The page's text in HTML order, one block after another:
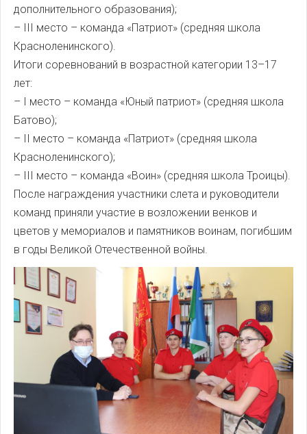
дополнительного образования);
– III место – команда «Патриот» (средняя школа
Красноленинского).
Итоги соревнований в возрастной категории 13–17
лет:
– I место – команда «Юный патриот» (средняя школа
Батово);
– II место – команда «Патриот» (средняя школа
Красноленинского);
– III место – команда «Воин» (средняя школа Троицы).
После награждения участники слета и руководители
команд приняли участие в возложении венков и
цветов у мемориалов и памятников воинам, погибшим
в годы Великой Отечественной войны.